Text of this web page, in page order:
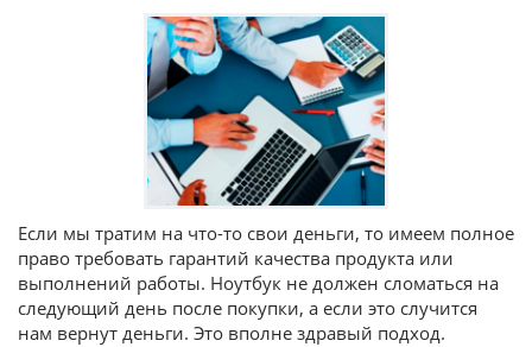
Если мы тратим на что-то свои деньги, то имеем полное
право требовать гарантий качества продукта или
выполнений работы. Ноутбук не должен сломаться на
следующий день после покупки, а если это случится
нам вернут деньги. Это вполне здравый подход.